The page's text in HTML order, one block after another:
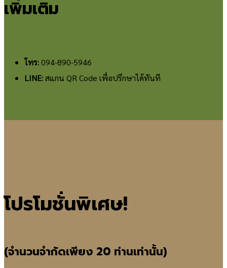
เพิ่มเติม
โทร:094-890-5946
LINE:สแกน QR Code เพื่อปรึกษาได้ทันที
โปรโมชั่นพิเศษ!
(จำนวนจำกัดเพียง 20 ท่านเท่านั้น)